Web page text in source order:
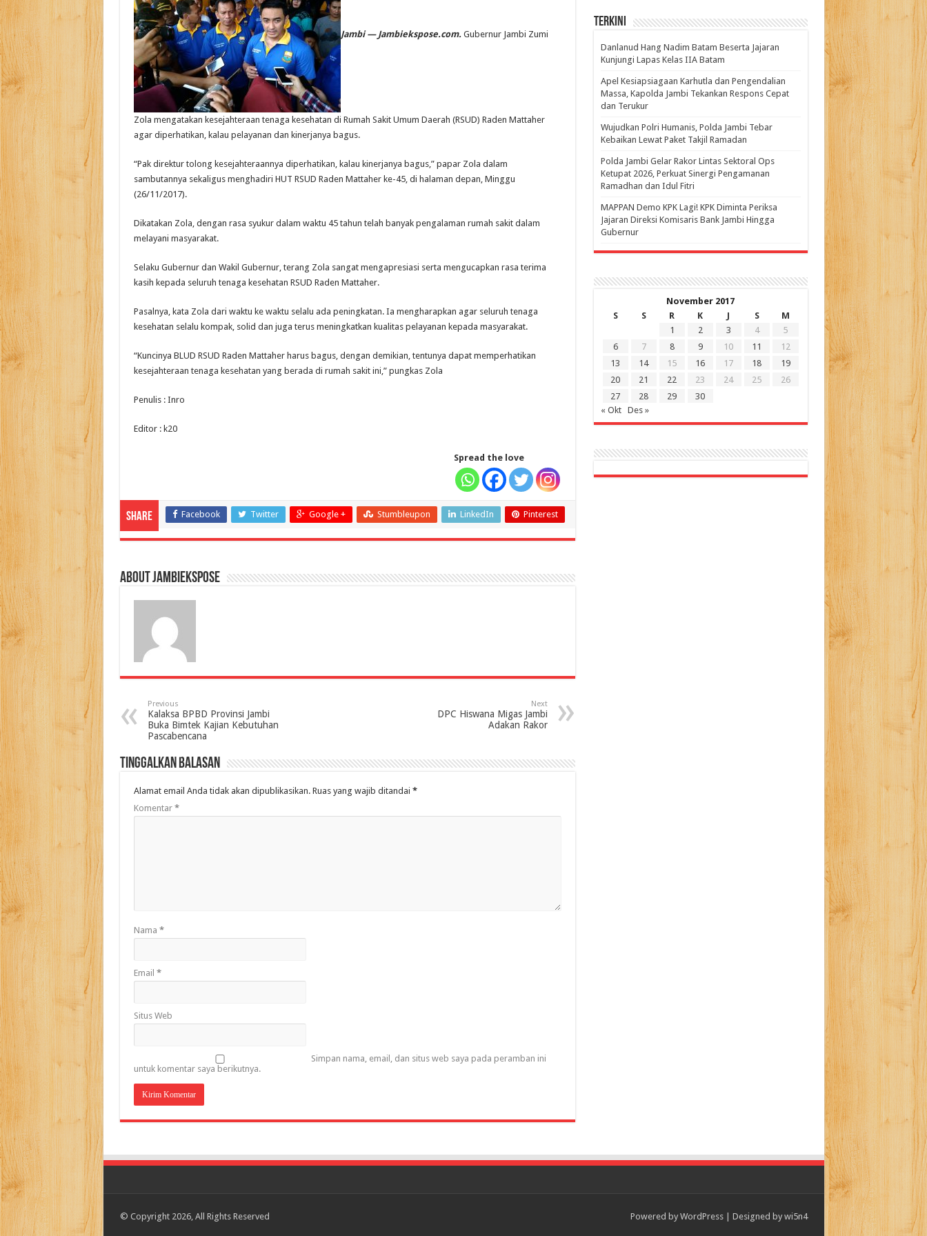
Jambi — Jambiekspose.com.Gubernur Jambi Zumi
Zola mengatakan kesejahteraan tenaga kesehatan di Rumah Sakit Umum Daerah (RSUD) Raden Mattaher
agar diperhatikan, kalau pelayanan dan kinerjanya bagus.
“Pak direktur tolong kesejahteraannya diperhatikan, kalau kinerjanya bagus,” papar Zola dalam
sambutannya sekaligus menghadiri HUT RSUD Raden Mattaher ke-45, di halaman depan, Minggu
(26/11/2017).
Dikatakan Zola, dengan rasa syukur dalam waktu 45 tahun telah banyak pengalaman rumah sakit dalam
melayani masyarakat.
Selaku Gubernur dan Wakil Gubernur, terang Zola sangat mengapresiasi serta mengucapkan rasa terima
kasih kepada seluruh tenaga kesehatan RSUD Raden Mattaher.
Pasalnya, kata Zola dari waktu ke waktu selalu ada peningkatan. Ia mengharapkan agar seluruh tenaga
kesehatan selalu kompak, solid dan juga terus meningkatkan kualitas pelayanan kepada masyarakat.
“Kuncinya BLUD RSUD Raden Mattaher harus bagus, dengan demikian, tentunya dapat memperhatikan
kesejahteraan tenaga kesehatan yang berada di rumah sakit ini,” pungkas Zola
Penulis : Inro
Editor : k20
Spread the love
Share Facebook Twitter Google + Stumbleupon LinkedIn Pinterest
About jambiekspose
Previous
Kalaksa BPBD Provinsi Jambi
Buka Bimtek Kajian Kebutuhan
Pascabencana
Next
DPC Hiswana Migas Jambi
Adakan Rakor
Tinggalkan Balasan
Alamat email Anda tidak akan dipublikasikan. Ruas yang wajib ditandai *
Komentar *
Nama *
Email *
Situs Web
Simpan nama, email, dan situs web saya pada peramban ini
untuk komentar saya berikutnya.
Terkini
Danlanud Hang Nadim Batam Beserta Jajaran
Kunjungi Lapas Kelas IIA Batam
Apel Kesiapsiagaan Karhutla dan Pengendalian
Massa, Kapolda Jambi Tekankan Respons Cepat
dan Terukur
Wujudkan Polri Humanis, Polda Jambi Tebar
Kebaikan Lewat Paket Takjil Ramadan
Polda Jambi Gelar Rakor Lintas Sektoral Ops
Ketupat 2026, Perkuat Sinergi Pengamanan
Ramadhan dan Idul Fitri
‎MAPPAN Demo KPK Lagi! KPK Diminta Periksa
Jajaran Direksi Komisaris Bank Jambi Hingga
Gubernur ‎
November 2017
S
S R K J S
M
1
2 3 4
5
6
7 8 9 10 11
12
13
14 15 16 17 18
19
20
21 22 23 24 25
26
27
28 29
30
« Okt
Des »
Powered by WordPress| Designed by wi5n4
© Copyright 2026, All Rights Reserved